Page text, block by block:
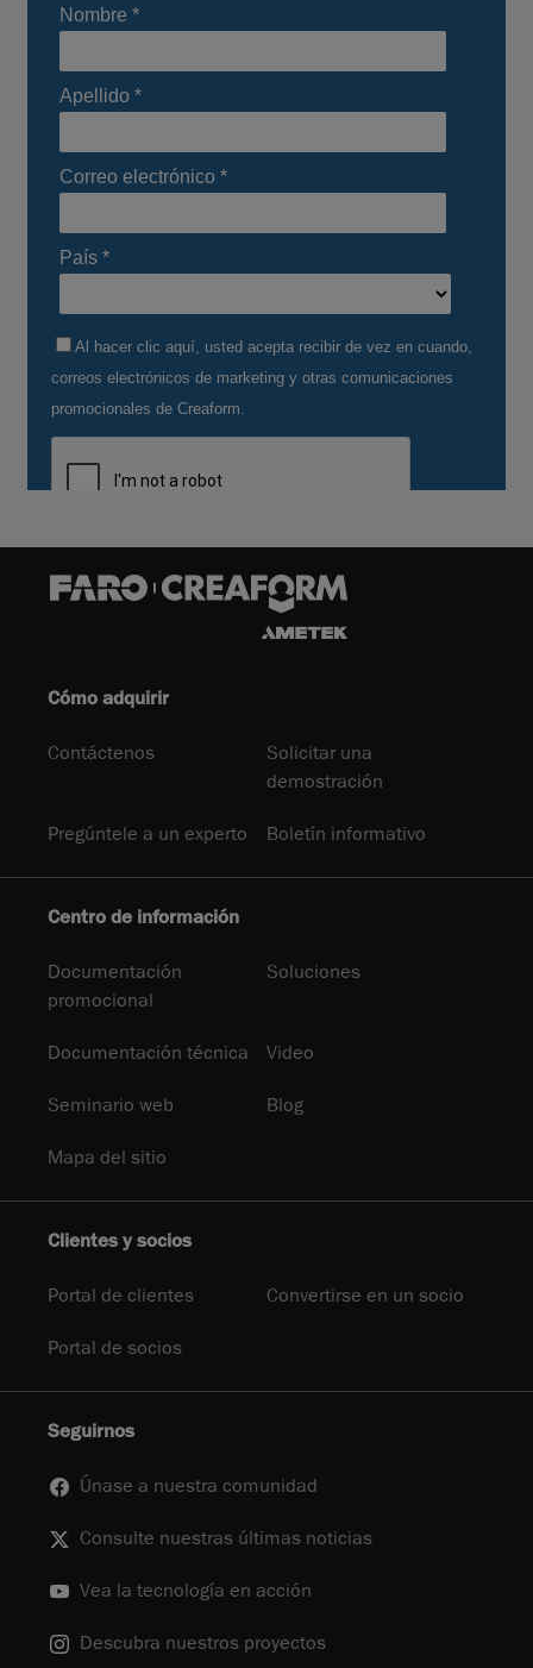
Cómo adquirir
Contáctenos
Solicitar una
demostración
Pregúntele a un experto Boletín informativo
Centro de información
Documentación
promocional
Soluciones
Documentación técnica Video
Seminario web Blog
Mapa del sitio
Clientes y socios
Portal de clientes Convertirse en un socio
Portal de socios
Seguirnos
Únase a nuestra comunidad
Consulte nuestras últimas noticias
Vea la tecnología en acción
Descubra nuestros proyectos